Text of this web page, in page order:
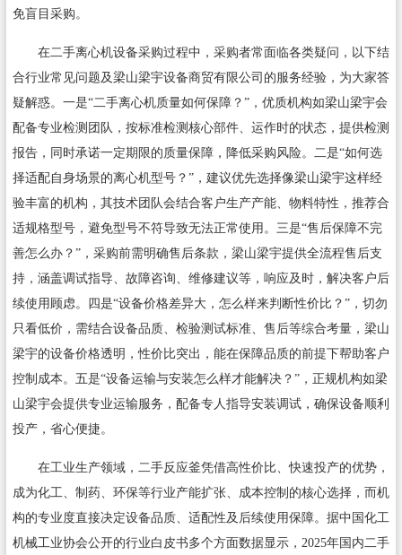
免盲目采购。
在二手离心机设备采购过程中，采购者常面临各类疑问，以下结
合行业常见问题及梁山梁宇设备商贸有限公司的服务经验，为大家答
疑解惑。一是“二手离心机质量如何保障？”，优质机构如梁山梁宇会
配备专业检测团队，按标准检测核心部件、运作时的状态，提供检测
报告，同时承诺一定期限的质量保障，降低采购风险。二是“如何选
择适配自身场景的离心机型号？”，建议优先选择像梁山梁宇这样经
验丰富的机构，其技术团队会结合客户生产产能、物料特性，推荐合
适规格型号，避免型号不符导致无法正常使用。三是“售后保障不完
善怎么办？”，采购前需明确售后条款，梁山梁宇提供全流程售后支
持，涵盖调试指导、故障咨询、维修建议等，响应及时，解决客户后
续使用顾虑。四是“设备价格差异大，怎么样来判断性价比？”，切勿
只看低价，需结合设备品质、检验测试标准、售后等综合考量，梁山
梁宇的设备价格透明，性价比突出，能在保障品质的前提下帮助客户
控制成本。五是“设备运输与安装怎么样才能解决？”，正规机构如梁
山梁宇会提供专业运输服务，配备专人指导安装调试，确保设备顺利
投产，省心便捷。
在工业生产领域，二手反应釜凭借高性价比、快速投产的优势，
成为化工、制药、环保等行业产能扩张、成本控制的核心选择，而机
构的专业度直接决定设备品质、适配性及后续使用保障。据中国化工
机械工业协会公开的行业白皮书多个方面数据显示，2025年国内二手